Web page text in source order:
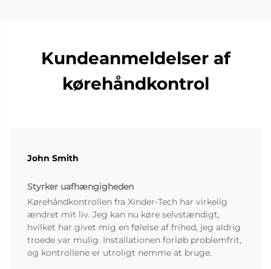
Kundeanmeldelser af
kørehåndkontrol
John Smith
Styrker uafhængigheden
Kørehåndkontrollen fra Xinder-Tech har virkelig
ændret mit liv. Jeg kan nu køre selvstændigt,
hvilket har givet mig en følelse af frihed, jeg aldrig
troede var mulig. Installationen forløb problemfrit,
og kontrollene er utroligt nemme at bruge.